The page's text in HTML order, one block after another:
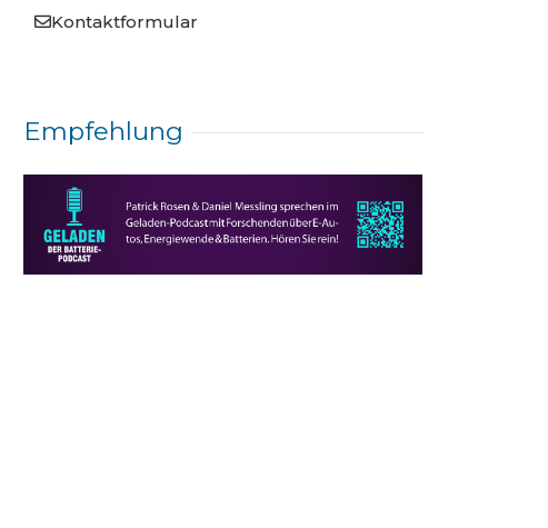
Kontaktformular
Empfehlung